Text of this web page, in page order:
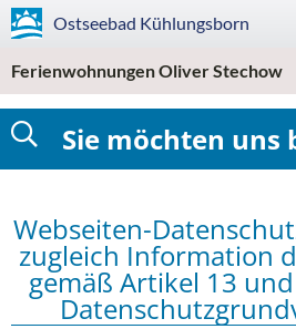
Ostseebad Kühlungsborn
Ferienwohnungen Oliver Stechow
Sie möchten uns
Webseiten-
zugleich Information
gemäß Artikel 13